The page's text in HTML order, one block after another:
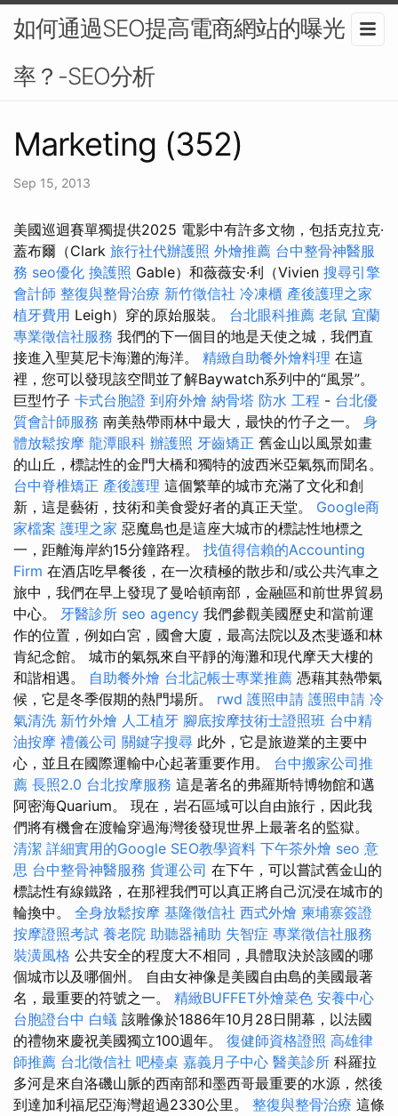
如何通過SEO提高電商網站的曝光
率？-SEO分析
Marketing (352)
Sep 15, 2013
美國巡迴賽單獨提供2025 電影中有許多文物，包括克拉克·
蓋布爾（Clark 旅行社代辦護照 外燴推薦 台中整骨神醫服
務 seo優化 換護照 Gable）和薇薇安·利（Vivien 搜尋引擎
會計師 整復與整骨治療 新竹徵信社 冷凍櫃 產後護理之家
植牙費用 Leigh）穿的原始服裝。 台北眼科推薦 老鼠 宜蘭
專業徵信社服務 我們的下一個目的地是天使之城，我們直
接進入聖莫尼卡海灘的海洋。 精緻自助餐外燴料理 在這
裡，您可以發現該空間並了解Baywatch系列中的“風景”。
巨型竹子 卡式台胞證 到府外燴 納骨塔 防水 工程 - 台北優
質會計師服務 南美熱帶雨林中最大，最快的竹子之一。 身
體放鬆按摩 龍潭眼科 辦護照 牙齒矯正 舊金山以風景如畫
的山丘，標誌性的金門大橋和獨特的波西米亞氣氛而聞名。
台中脊椎矯正 產後護理 這個繁華的城市充滿了文化和創
新，這是藝術，技術和美食愛好者的真正天堂。 Google商
家檔案 護理之家 惡魔島也是這座大城市的標誌性地標之
一，距離海岸約15分鐘路程。 找值得信賴的Accounting
Firm 在酒店吃早餐後，在一次積極的散步和/或公共汽車之
旅中，我們在早上發現了曼哈頓南部，金融區和前世界貿易
中心。 牙醫診所 seo agency 我們參觀美國歷史和當前運
作的位置，例如白宮，國會大廈，最高法院以及杰斐遜和林
肯紀念館。 城市的氣氛來自平靜的海灘和現代摩天大樓的
和諧相遇。 自助餐外燴 台北記帳士專業推薦 憑藉其熱帶氣
候，它是冬季假期的熱門場所。 rwd 護照申請 護照申請 冷
氣清洗 新竹外燴 人工植牙 腳底按摩技術士證照班 台中精
油按摩 禮儀公司 關鍵字搜尋 此外，它是旅遊業的主要中
心，並且在國際運輸中心起著重要作用。 台中搬家公司推
薦 長照2.0 台北按摩服務 這是著名的弗羅斯特博物館和邁
阿密海Quarium。 現在，岩石區域可以自由旅行，因此我
們將有機會在渡輪穿過海灣後發現世界上最著名的監獄。
清潔 詳細實用的Google SEO教學資料 下午茶外燴 seo 意
思 台中整骨神醫服務 貨運公司 在下午，可以嘗試舊金山的
標誌性有線鐵路，在那裡我們可以真正將自己沉浸在城市的
輪換中。 全身放鬆按摩 基隆徵信社 西式外燴 柬埔寨簽證
按摩證照考試 養老院 助聽器補助 失智症 專業徵信社服務
裝潢風格 公共安全的程度大不相同，具體取決於該國的哪
個城市以及哪個州。 自由女神像是美國自由島的美國最著
名，最重要的符號之一。 精緻BUFFET外燴菜色 安養中心
台胞證台中 白蟻 該雕像於1886年10月28日開幕，以法國
的禮物來慶祝美國獨立100週年。 復健師資格證照 高雄律
師推薦 台北徵信社 吧檯桌 嘉義月子中心 醫美診所 科羅拉
多河是來自洛磯山脈的西南部和墨西哥最重要的水源，然後
到達加利福尼亞海灣超過2330公里。 整復與整骨治療 這條